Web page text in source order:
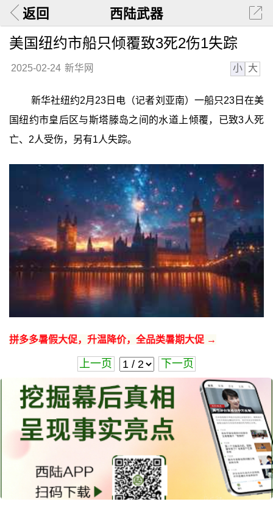
返回 西陆武器
美国纽约市船只倾覆致3死2伤1失踪
2025-02-24 新华网 小 大
新华社纽约2月23日电（记者刘亚南）一船只23日在美
国纽约市皇后区与斯塔滕岛之间的水道上倾覆，已致3人死
亡、2人受伤，另有1人失踪。
拼多多暑假大促，升温降价，全品类暑期大促 →
上一页 下一页